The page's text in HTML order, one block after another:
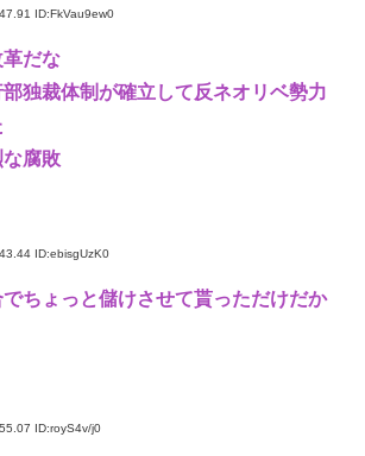
ID:FkVau9ew0
だな
独裁体制が確立して反ネオリベ勢力
腐敗
ID:ebisgUzK0
ちょっと儲けさせて貰っただけだか
ID:royS4v/j0